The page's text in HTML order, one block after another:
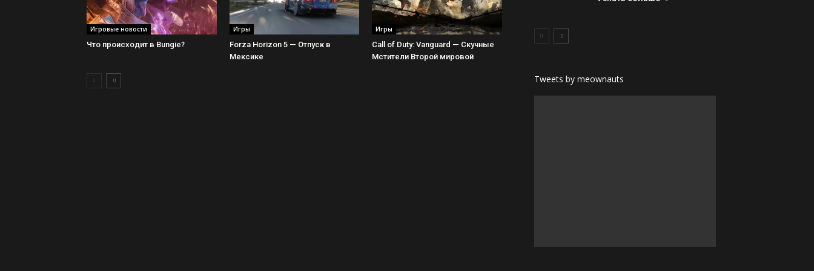
Игровые новости
Что происходит в Bungie?
Игры
Forza Horizon 5 — Отпуск в
Мексике
Игры
Call of Duty: Vanguard — Скучные
Мстители Второй мировой
Tweets by meownauts